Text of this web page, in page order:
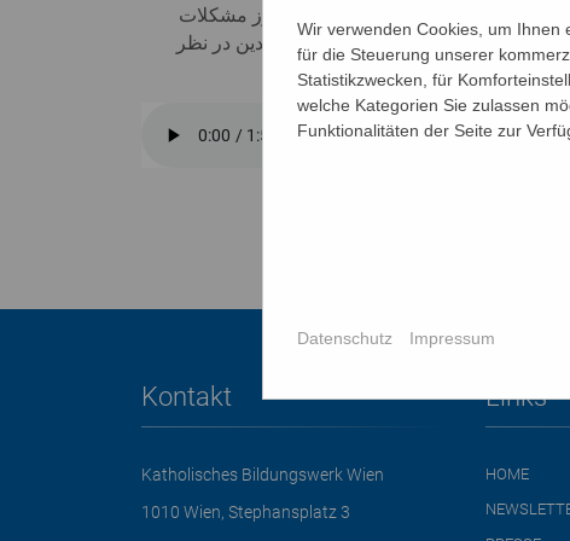
نیز مهم است که والدین در صورت بروز مشکلات
مشاوره، روزهای مشاوره و عصر والدین در نظر
Kontakt
Katholisches Bildungswerk Wien
1010 Wien, Stephansplatz 3
Links
HOME
Wir verwenden Cookies, um Ihnen
für die Steuerung unserer
Statistikzwecken, für
welche Kategorien Sie zulassen
Funktionalitäten der Seite zur
Datenschutz Impressum